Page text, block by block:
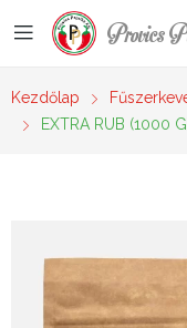
Provics
Kezdőlap
EXTRA RUB (1000